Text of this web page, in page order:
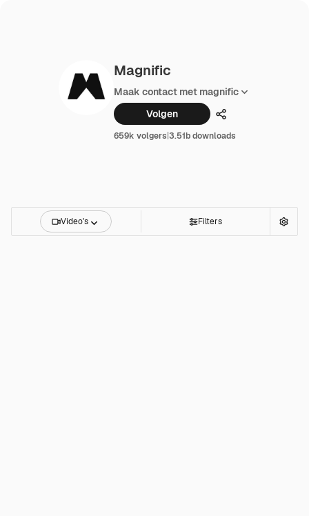
Magnific
Maak contact met magnific
Volgen
Delen
659k volgers|3.51b downloads
Video's Filters